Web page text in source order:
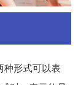
种形式可以表